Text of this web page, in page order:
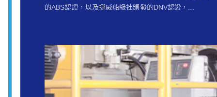
的ABS認證，以及挪威船級社頒發的DNV認證，...